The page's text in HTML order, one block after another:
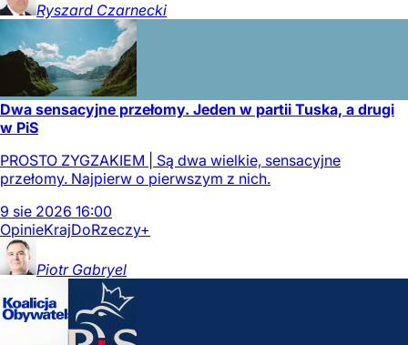
Ryszard Czarnecki
Dwa sensacyjne przełomy. Jeden w partii Tuska, a drugi
w PiS
PROSTO ZYGZAKIEM | Są dwa wielkie, sensacyjne
przełomy. Najpierw o pierwszym z nich.
9 sie 2026 16:00
OpinieKrajDoRzeczy+
Piotr Gabryel